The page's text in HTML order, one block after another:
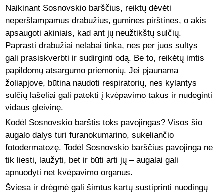
Naikinant Sosnovskio barščius, reiktų dėvėti
neperšlampamus drabužius, gumines pirštines, o akis
apsaugoti akiniais, kad ant jų neužtikštų sulčių.
Paprasti drabužiai nelabai tinka, nes per juos sultys
gali prasiskverbti ir sudirginti odą. Be to, reikėtų imtis
papildomų atsargumo priemonių. Jei pjaunama
žoliapjove, būtina naudoti respiratorių, nes kylantys
sulčių lašeliai gali patekti į kvėpavimo takus ir nudeginti
vidaus gleivinę.
Kodėl Sosnovskio barštis toks pavojingas? Visos šio
augalo dalys turi furanokumarino, sukeliančio
fotodermatozę. Todėl Sosnovskio barščius pavojinga ne
tik liesti, laužyti, bet ir būti arti jų – augalai gali
apnuodyti net kvėpavimo organus.
Šviesa ir drėgmė gali šimtus kartų sustiprinti nuodingų